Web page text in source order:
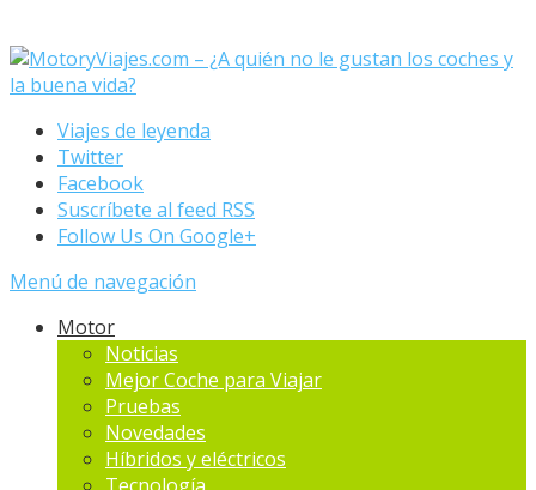
Viajes de leyenda
Twitter
Facebook
Suscríbete al feed RSS
Follow Us On Google+
Menú de navegación
Motor
Noticias
Mejor Coche para Viajar
Pruebas
Novedades
Hí­bridos y eléctricos